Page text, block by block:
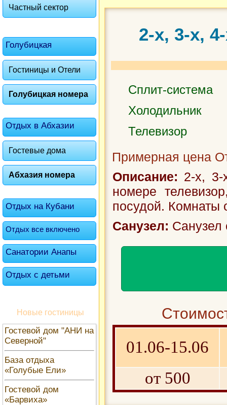
Частный сектор
Голубицкая
Гостиницы и Отели
Голубицкая номера
Отдых в Абхазии
Гостевые дома
Абхазия номера
Отдых на Кубани
Отдых все включено
Санатории Анапы
Отдых с детьми
Новые гостиницы
Гостевой дом "АНИ на
Северной"
База отдыха
«Голубые Ели»
Гостевой дом
«Барвиха»
2-х, 3-х,
Сплит-система
Холодильник
Телевизор
Примерная цена
Описание: 2-х, 3-
номере
посудой. Комнаты
Санузел:
01.06-15.06
от 500